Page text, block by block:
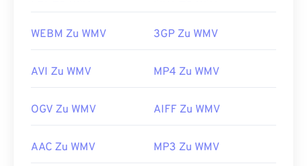
WEBM Zu WMV 3GP Zu WMV
AVI Zu WMV MP4 Zu WMV
OGV Zu WMV AIFF Zu WMV
AAC Zu WMV MP3 Zu WMV